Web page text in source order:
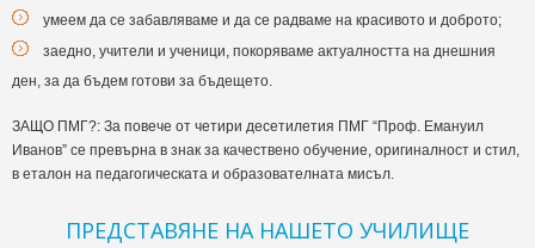
умеем да се забавляваме и да се радваме на красивото и доброто;
заедно, учители и ученици, покоряваме актуалността на днешния
ден, за да бъдем готови за бъдещето.
ЗАЩО ПМГ?: За повече от четири десетилетия ПМГ “Проф. Емануил
Иванов” се превърна в знак за качествено обучение, оригиналност и стил,
в еталон на педагогическата и образователната мисъл.
ПРЕДСТАВЯНЕ НА НАШЕТО УЧИЛИЩЕ